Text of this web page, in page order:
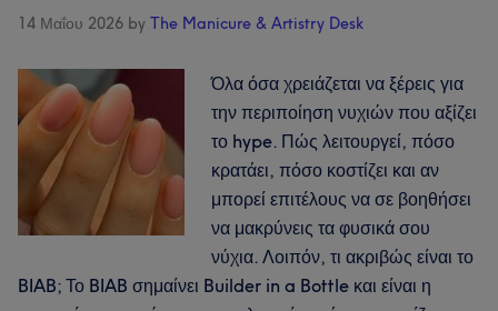
14 Μαΐου 2026 by The Manicure & Artistry Desk
Όλα όσα χρειάζεται να ξέρεις για
την περιποίηση νυχιών που αξίζει
το hype. Πώς λειτουργεί, πόσο
κρατάει, πόσο κοστίζει και αν
μπορεί επιτέλους να σε βοηθήσει
να μακρύνεις τα φυσικά σου
νύχια. Λοιπόν, τι ακριβώς είναι το
BIAB; Το BIAB σημαίνει Builder in a Bottle και είναι η